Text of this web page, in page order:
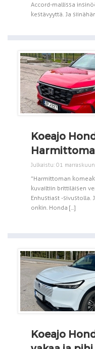
Accord-mallissa
kestävyyttä. Ja
Koeajo
Julkaistu: 01
”Harmittoman
kuvailtiin brittiläisen
Enhustiast -sivustolla.
onkin. Honda [...]
Koeajo